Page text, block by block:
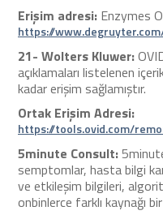
Erişim adresi: Enzymes
https://
21- Wolters Kluwer:
açıklamaları listelenen
kadar erişim sağlamıştır.
Ortak Erişim Adresi:
https://tools.ovid.com/
5minute Consult:
semptomlar, hasta bilgi
ve etkileşim bilgileri,
onbinlerce farklı kaynağı